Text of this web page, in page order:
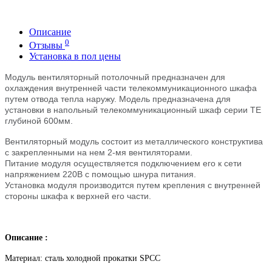
Описание
Отзывы 0
Установка в пол цены
Модуль вентиляторный потолочный предназначен для
охлаждения внутренней части телекоммуникационного шкафа
путем отвода тепла наружу. Модель предназначена для
установки в напольный телекоммуникационный шкаф серии ТЕ
глубиной 600мм.
Вентиляторный модуль состоит из металлического конструктива
с закрепленными на нем 2-мя вентиляторами.
Питание модуля осуществляется подключением его к сети
напряжением 220В с помощью шнура питания.
Установка модуля производится путем крепления с внутренней
стороны шкафа к верхней его части.
Описание :
Материал: сталь холодной прокатки SPCC